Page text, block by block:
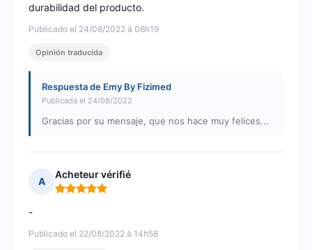
Publicado el 24/08/2022 à 06h19
durabilidad del producto.
Opinión traducida
Respuesta de Emy By Fizimed
Publicada el 24/08/2022
Gracias por su mensaje, que nos hace muy felices...
A
Acheteur vérifié
Nota: 5 de 5
Publicado el 22/08/2022 à 14h58
-